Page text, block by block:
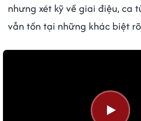
nhưng xét kỹ về giai điệu, ca
vẫn tồn tại những khác biệt